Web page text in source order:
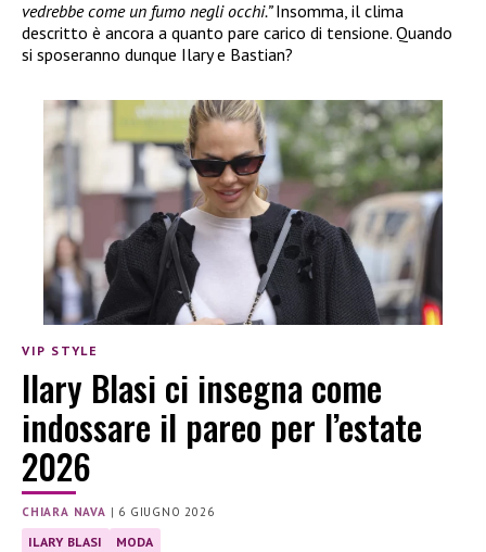
vedrebbe come un fumo negli occhi.”Insomma, il clima
descritto è ancora a quanto pare carico di tensione. Quando
si sposeranno dunque Ilary e Bastian?
VIP STYLE
Ilary Blasi ci insegna come
indossare il pareo per l’estate
2026
CHIARA NAVA | 6 GIUGNO 2026
ILARY BLASI MODA